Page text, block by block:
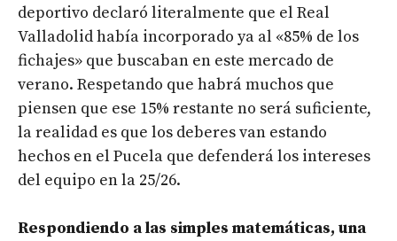
deportivo declaró literalmente que el Real
Valladolid había incorporado ya al «85% de los
fichajes» que buscaban en este mercado de
verano. Respetando que habrá muchos que
piensen que ese 15% restante no será suficiente,
la realidad es que los deberes van estando
hechos en el Pucela que defenderá los intereses
del equipo en la 25/26.
Respondiendo a las simples matemáticas, una